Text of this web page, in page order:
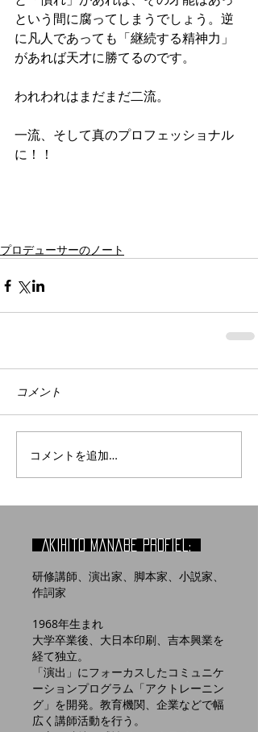
という間に腐ってしまうでしょう。逆
に凡人であっても「継続する精神力」
があれば天才に勝てるのです。
われわれはまだまだ二流。
一流、そして真のプロフェッショナル
に！！
プロデューサーのノート
コメント
コメントを追加…
Akihito manabe profiel:
研修講師、演出家、脚本家、小説家、
作詞家
1968年生まれ
大学卒業後、大日本印刷、吉本興業を
経て独立。
「演出」にフォーカスしたコミュニケ
ーションプログラム「アクトレーニン
グ」を開発。教育機関、企業などで幅
広く講師活動を行う。